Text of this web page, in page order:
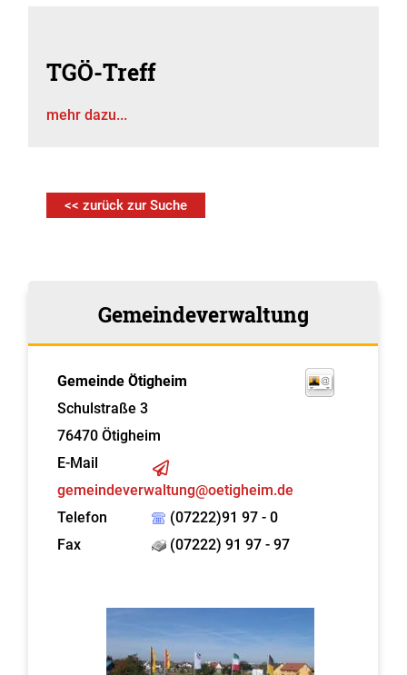
TGÖ-Treff
mehr dazu...
<< zurück zur Suche
Gemeindeverwaltung
Gemeinde Ötigheim
Schulstraße 3
76470 Ötigheim
E-Mail
gemeindeverwaltung@oetigheim.de
Telefon
(07222)91 97 - 0
Fax
(07222) 91 97 - 97